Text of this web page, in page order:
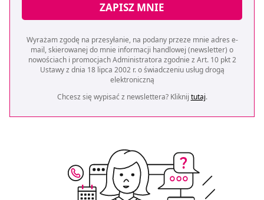
ZAPISZ MNIE
Wyrażam zgodę na przesyłanie, na podany przeze mnie adres e-
mail, skierowanej do mnie informacji handlowej (newsletter) o
nowościach i promocjach Administratora zgodnie z Art. 10 pkt 2
Ustawy z dnia 18 lipca 2002 r. o świadczeniu usług drogą
elektroniczną
Chcesz się wypisać z newslettera? Kliknij tutaj.